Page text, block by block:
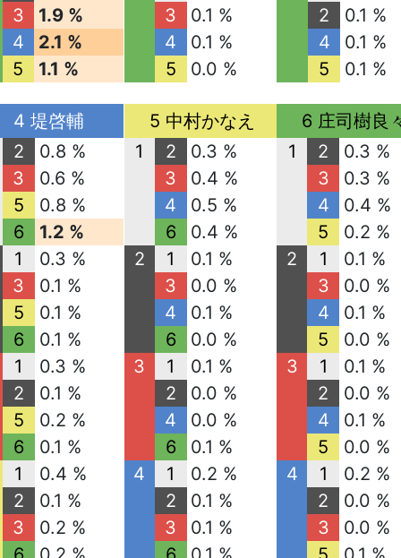
3
1.9 %
4
2.1 %
5
1.1 %
3
0.1 %
4
0.1 %
5
0.0 %
2
0.1 %
4
0.1 %
5
0.1 %
4 堤啓輔
2
0.8 %
3
0.6 %
5
0.8 %
6
1.2 %
1
0.3 %
3
0.1 %
5
0.1 %
6
0.1 %
1
0.3 %
2
0.1 %
5
0.2 %
6
0.1 %
1
0.4 %
2
0.1 %
3
0.2 %
5 中村かなえ
1
2
0.3 %
3
0.4 %
4
0.5 %
6
0.4 %
2
1
0.1 %
3
0.0 %
4
0.1 %
6
0.0 %
3
1
0.1 %
2
0.0 %
4
0.0 %
6
0.1 %
4
1
0.2 %
2
0.1 %
3
0.1 %
6 庄司樹良
1
2
0.3 %
3
0.3 %
4
0.4 %
5
0.2 %
2
1
0.1 %
3
0.0 %
4
0.1 %
5
0.0 %
3
1
0.1 %
2
0.0 %
4
0.1 %
5
0.0 %
4
1
0.2 %
2
0.0 %
3
0.0 %